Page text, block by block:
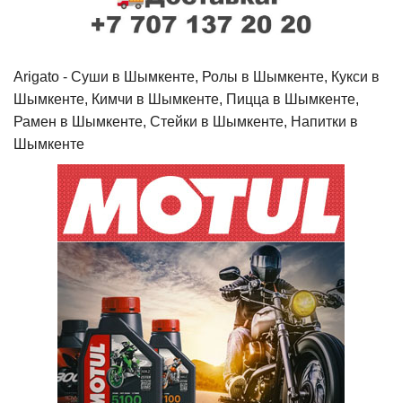
Arigato - Cуши в Шымкенте, Ролы в Шымкенте, Кукси в
Шымкенте, Кимчи в Шымкенте, Пицца в Шымкенте,
Рамен в Шымкенте, Стейки в Шымкенте, Напитки в
Шымкенте